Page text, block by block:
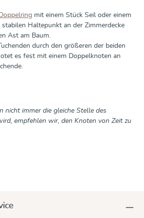
Doppelring mit einem Stück Seil oder einem
stabilen Haltepunkt an der Zimmerdecke
Ast am Baum.
durch den größeren der beiden
es fest mit einem Doppelknoten an
nicht immer die gleiche Stelle des
empfehlen wir, den Knoten von Zeit zu